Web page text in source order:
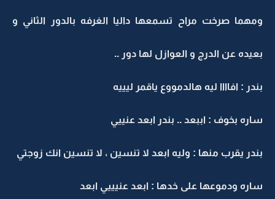
ومهما صرخت مراح تسمعها داليا الغرفه بالدور الثاني و
بعيده عن الدرج و العوازل لها دور ..
بندر : افاااا ليه هالدمووع ياقمر ليييه
ساره بخوف : اببعد .. بندر ابعد عنييي
بندر يقرب منها : وليه ابعد لا تنسين ، لا تنسين انك زوجتي
ساره ودموعها على خدها : ابعد عنيييي ابعد